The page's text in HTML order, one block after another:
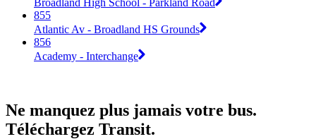
Broadland High School - Parkland Road
855
Atlantic Av - Broadland HS Grounds
856
Academy - Interchange
Ne manquez plus jamais votre bus.
Téléchargez Transit.